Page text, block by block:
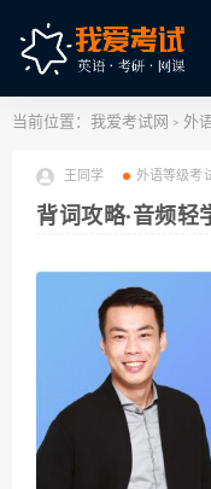
当前位置： 我爱考试网 > 外
王同学 外语等级考
背词攻略·音频轻